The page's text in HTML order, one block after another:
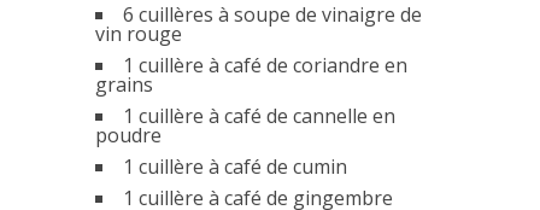
6 cuillères à soupe de vinaigre de
vin rouge
1 cuillère à café de coriandre en
grains
1 cuillère à café de cannelle en
poudre
1 cuillère à café de cumin
1 cuillère à café de gingembre